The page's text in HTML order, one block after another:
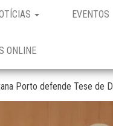
EVENTOS
ONLINE
Porto defende Tese de